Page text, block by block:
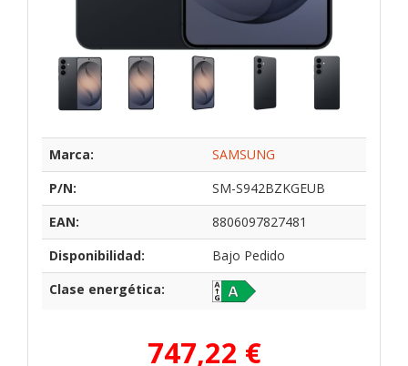
Marca:
SAMSUNG
P/N:
SM-S942BZKGEUB
EAN:
8806097827481
Disponibilidad:
Bajo Pedido
Clase energética:
747,22 €